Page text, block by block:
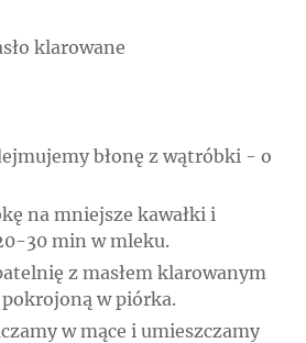
klarowane
błonę z wątróbki - o
na mniejsze kawałki i
30 min w mleku.
z masłem klarowanym
w piórka.
w mące i umieszczamy